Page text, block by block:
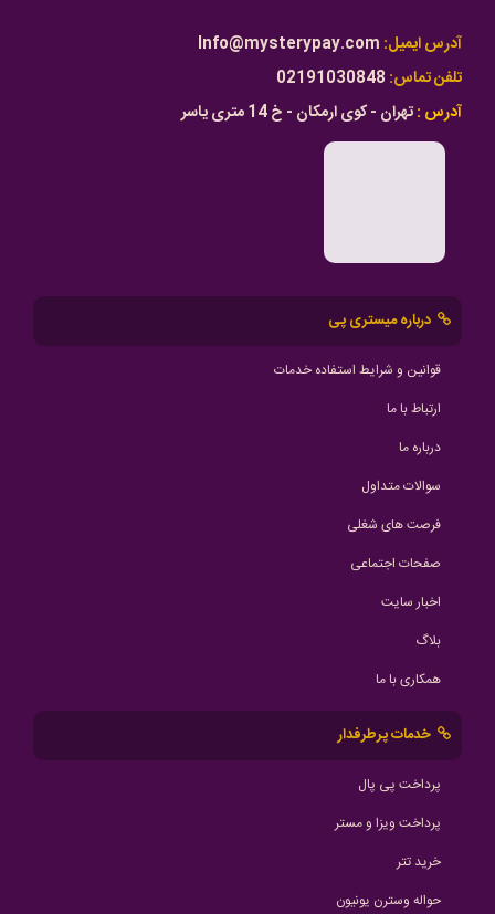
آدرس ایمیل: Info@mysterypay.com
تلفن تماس: 02191030848
آدرس :تهران - کوی ارمکان - خ 14 متری یاسر
درباره میستری پی
قوانین و شرایط استفاده خدمات
ارتباط با ما
درباره ما
سوالات متداول
فرصت های شغلی
صفحات اجتماعی
اخبار سایت
بلاگ
همکاری با ما
خدمات پرطرفدار
پرداخت پی پال
پرداخت ویزا و مستر
خرید تتر
حواله وسترن یونیون